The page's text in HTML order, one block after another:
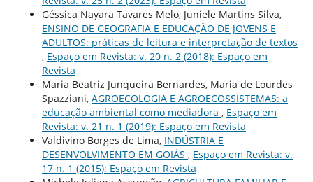
Géssica Nayara Tavares Melo, Juniele Martins Silva,
ENSINO DE GEOGRAFIA E EDUCAÇÃO DE JOVENS E
ADULTOS: práticas de leitura e interpretação de textos
, Espaço em Revista: v. 20 n. 2 (2018): Espaço em
Revista
Maria Beatriz Junqueira Bernardes, Maria de Lourdes
Spazziani, AGROECOLOGIA E AGROECOSSISTEMAS: a
educação ambiental como mediadora , Espaço em
Revista: v. 21 n. 1 (2019): Espaço em Revista
Valdivino Borges de Lima, INDÚSTRIA E
DESENVOLVIMENTO EM GOIÁS , Espaço em Revista: v.
17 n. 1 (2015): Espaço em Revista